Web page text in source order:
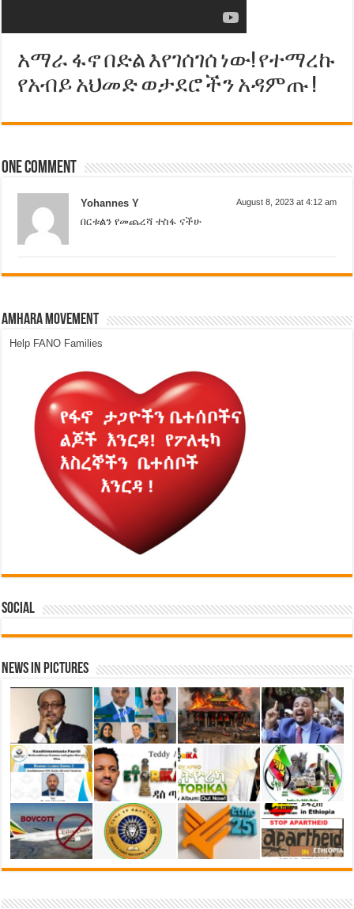
አማራ ፋኖ በድል እየገሰገሰ ነው! የተማረኩ
የአብይ አህመድ ወታደሮችን አዳምጡ !
One comment
Yohannes Y August 8, 2023 at 4:12 am
በርቱልን የመጨረሻ ተስፋ ናችሁ
Amhara Movement
Help FANO Families
Social
News in Pictures